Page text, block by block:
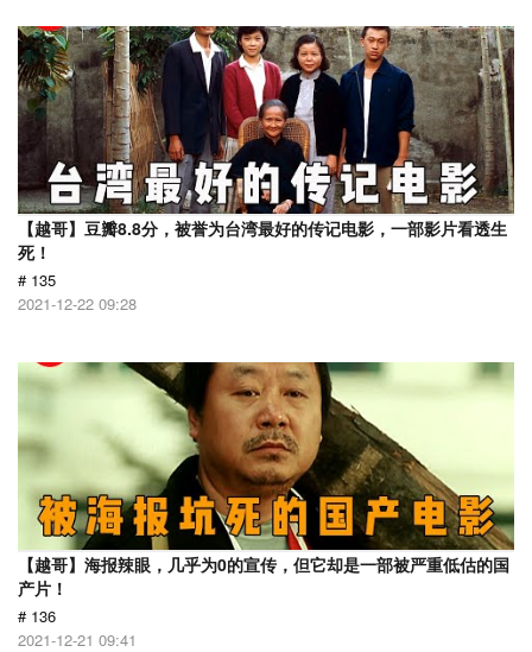
【越哥】豆瓣8.8分，被誉为台湾最好的传记电影，一部影片看透生
死！
# 135
2021-12-22 09:28
【越哥】海报辣眼，几乎为0的宣传，但它却是一部被严重低估的国
产片！
# 136
2021-12-21 09:41